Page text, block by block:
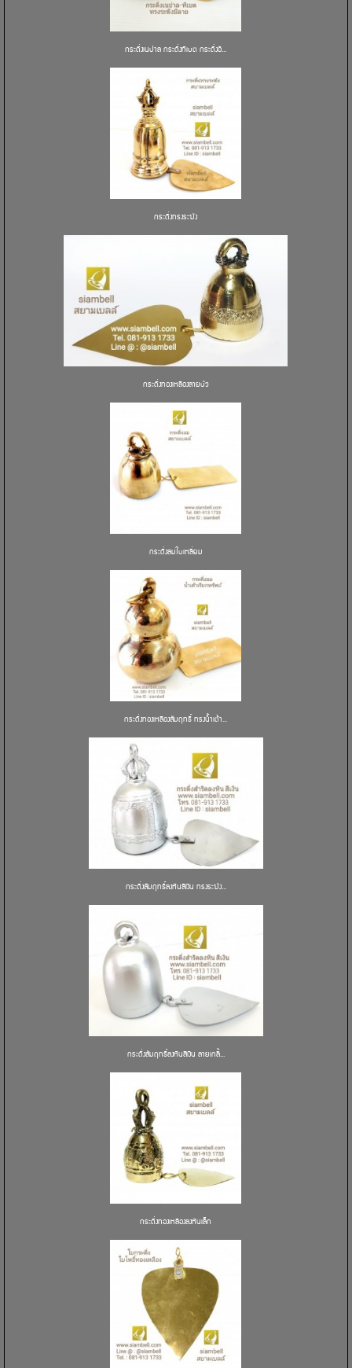
กระดิ่งเนปาล กระดิ่งทิเบต กระดิ่งอิ...
กระดิ่งทรงระฆัง
กระดิ่งทองเหลืองลายบัว
กระดิ่งลมใบเหลี่ยม
กระดิ่งทองเหลืองสัมฤทธิ์ ทรงน้ำเต้า...
กระดิ่งสัมฤทธิ์ลงหินสีเงิน ทรงระฆัง...
กระดิ่งสัมฤทธิ์ลงหินสีเงิน ลายเกลี้...
กระดิ่งทองเหลืองลงหินเล็ก